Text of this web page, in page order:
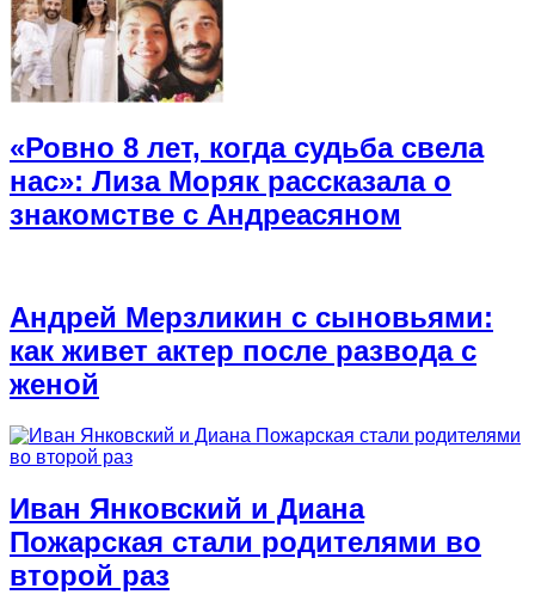
«Ровно 8 лет, когда судьба свела
нас»: Лиза Моряк рассказала о
знакомстве с Андреасяном
Андрей Мерзликин с сыновьями:
как живет актер после развода с
женой
Иван Янковский и Диана
Пожарская стали родителями во
второй раз